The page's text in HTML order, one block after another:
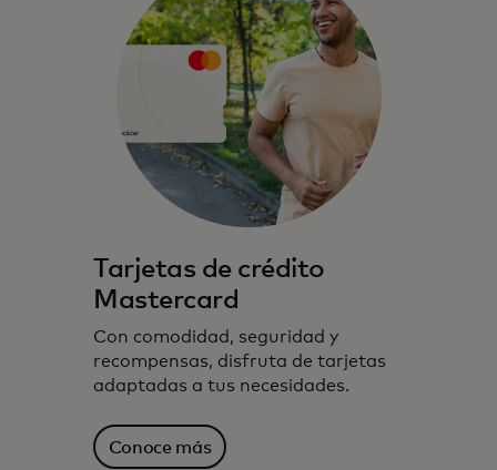
Tarjetas de crédito
Mastercard
Con comodidad, seguridad y
recompensas, disfruta de tarjetas
adaptadas a tus necesidades.
Conoce más